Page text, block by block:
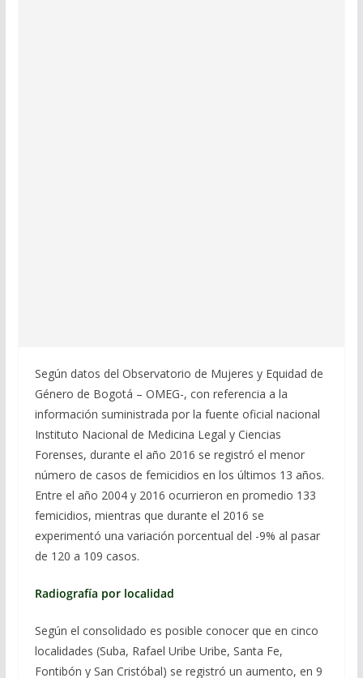
Según datos del Observatorio de Mujeres y Equidad de
Género de Bogotá – OMEG-, con referencia a la
información suministrada por la fuente oficial nacional
Instituto Nacional de Medicina Legal y Ciencias
Forenses, durante el año 2016 se registró el menor
número de casos de femicidios en los últimos 13 años.
Entre el año 2004 y 2016 ocurrieron en promedio 133
femicidios, mientras que durante el 2016 se
experimentó una variación porcentual del -9% al pasar
de 120 a 109 casos.
Radiografía por localidad
Según el consolidado es posible conocer que en cinco
localidades (Suba, Rafael Uribe Uribe, Santa Fe,
Fontibón y San Cristóbal) se registró un aumento, en 9